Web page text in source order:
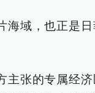
海域，也正是
主张的专属经